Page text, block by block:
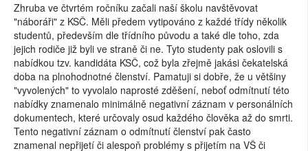
Zhruba ve čtvrtém ročníku začali naší školu navštěvovat
"náboráři" z KSČ. Měli předem vytipováno z každé třídy několik
studentů, především dle třídního původu a také dle toho, zda
jejich rodiče již byli ve straně či ne. Tyto studenty pak oslovili s
nabídkou tzv. kandidáta KSČ, což byla zřejmě jakási čekatelská
doba na plnohodnotné členství. Pamatuji si dobře, že u většiny
"vyvolených" to vyvolalo naprosté zděšení, neboť odmítnutí této
nabídky znamenalo minimálně negativní záznam v personálních
dokumentech, které určovaly osud každého člověka až do smrti.
Tento negativní záznam o odmítnutí členství pak často
znamenal nepřijetí či alespoň problémy s přijetím na VŠ či